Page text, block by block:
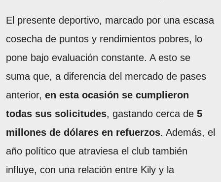
El presente deportivo, marcado por una escasa
cosecha de puntos y rendimientos pobres, lo
pone bajo evaluación constante. A esto se
suma que, a diferencia del mercado de pases
anterior, en esta ocasión se cumplieron
todas sus solicitudes, gastando cerca de 5
millones de dólares en refuerzos. Además, el
año político que atraviesa el club también
influye, con una relación entre Kily y la